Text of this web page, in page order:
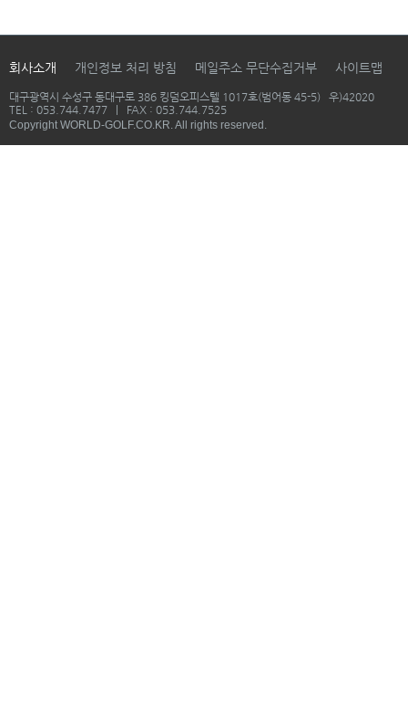
회사소개 개인정보 처리 방침 메일주소 무단수집거부 사이트맵
대구광역시 수성구 동대구로 386 킹덤오피스텔 1017호(범어동 45-5) 우)42020
TEL : 053.744.7477 | FAX : 053.744.7525
Copyright WORLD-GOLF.CO.KR. All rights reserved.